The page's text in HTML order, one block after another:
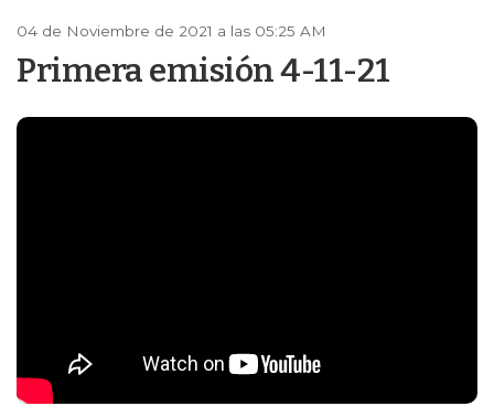
04 de Noviembre de 2021 a las 05:25 AM
Primera emisión 4-11-21